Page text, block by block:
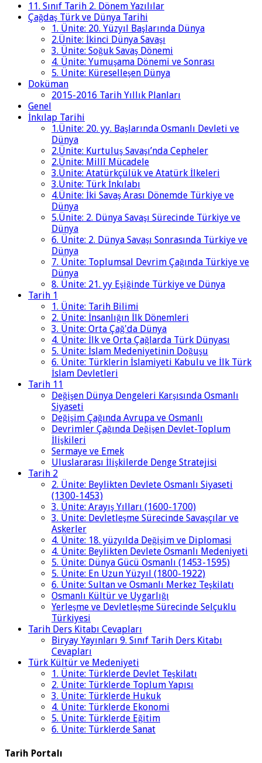
11. Sınıf Tarih 2. Dönem Yazılılar
Çağdaş Türk ve Dünya Tarihi
1. Ünite: 20. Yüzyıl Başlarında Dünya
2.Ünite: İkinci Dünya Savaşı
3. Ünite: Soğuk Savaş Dönemi
4. Ünite: Yumuşama Dönemi ve Sonrası
5. Ünite: Küreselleşen Dünya
Doküman
2015-2016 Tarih Yıllık Planları
Genel
İnkılap Tarihi
1.Ünite: 20. yy. Başlarında Osmanlı Devleti ve
Dünya
2.Ünite: Kurtuluş Savaşı’nda Cepheler
2.Ünite: Millî Mücadele
3.Ünite: Atatürkçülük ve Atatürk İlkeleri
3.Ünite: Türk İnkılabı
4.Ünite: İki Savaş Arası Dönemde Türkiye ve
Dünya
5.Ünite: 2. Dünya Savaşı Sürecinde Türkiye ve
Dünya
6. Ünite: 2. Dünya Savaşı Sonrasında Türkiye ve
Dünya
7. Ünite: Toplumsal Devrim Çağında Türkiye ve
Dünya
8. Ünite: 21. yy Eşiğinde Türkiye ve Dünya
Tarih 1
1. Ünite: Tarih Bilimi
2. Ünite: İnsanlığın İlk Dönemleri
3. Ünite: Orta Çağ'da Dünya
4. Ünite: İlk ve Orta Çağlarda Türk Dünyası
5. Ünite: İslam Medeniyetinin Doğuşu
6. Ünite: Türklerin İslamiyeti Kabulu ve İlk Türk
İslam Devletleri
Tarih 11
Değişen Dünya Dengeleri Karşısında Osmanlı
Siyaseti
Değişim Çağında Avrupa ve Osmanlı
Devrimler Çağında Değişen Devlet-Toplum
İlişkileri
Sermaye ve Emek
Uluslararası İlişkilerde Denge Stratejisi
Tarih 2
2. Ünite: Beylikten Devlete Osmanlı Siyaseti
(1300-1453)
3. Ünite: Arayış Yılları (1600-1700)
3. Ünite: Devletleşme Sürecinde Savaşçılar ve
Askerler
4. Ünite: 18. yüzyılda Değişim ve Diplomasi
4. Ünite: Beylikten Devlete Osmanlı Medeniyeti
5. Ünite: Dünya Gücü Osmanlı (1453-1595)
5. Ünite: En Uzun Yüzyıl (1800-1922)
6. Ünite: Sultan ve Osmanlı Merkez Teşkilatı
Osmanlı Kültür ve Uygarlığı
Yerleşme ve Devletleşme Sürecinde Selçuklu
Türkiyesi
Tarih Ders Kitabı Cevapları
Biryay Yayınları 9. Sınıf Tarih Ders Kitabı
Cevapları
Türk Kültür ve Medeniyeti
1. Ünite: Türklerde Devlet Teşkilatı
2. Ünite: Türklerde Toplum Yapısı
3. Ünite: Türklerde Hukuk
4. Ünite: Türklerde Ekonomi
5. Ünite: Türklerde Eğitim
6. Ünite: Türklerde Sanat
Tarih Portalı